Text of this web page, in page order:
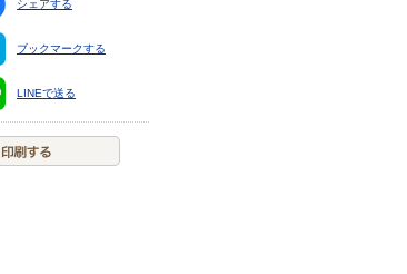
シェアする
ブックマークする
LINEで送る